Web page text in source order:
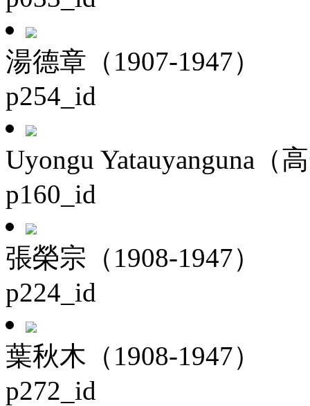
湯德章（1907-1947）
p254_id
Uyongu Yatauyanguna（
p160_id
張榮宗（1908-1947）
p224_id
葉秋木（1908-1947）
p272_id